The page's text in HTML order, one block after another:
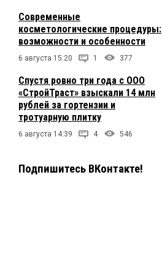
Современные
косметологические процедуры:
возможности и особенности
6 августа 15:20 1 377
Спустя ровно три года с ООО
«СтройТраст» взыскали 14 млн
рублей за гортензии и
тротуарную плитку
6 августа 14:39 4 546
Подпишитесь ВКонтакте!